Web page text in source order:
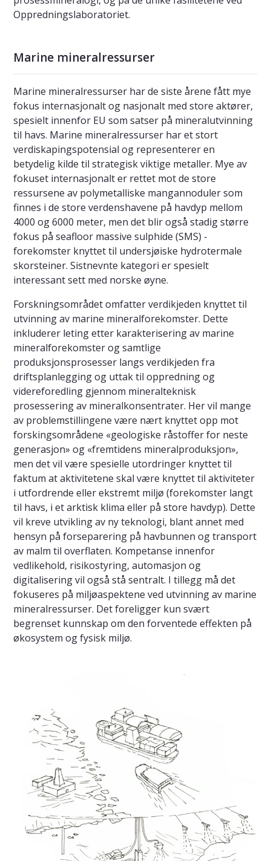
Oppredningslaboratoriet.
Marine mineralressurser
Marine mineralressurser har de siste årene fått mye
fokus internasjonalt og nasjonalt med store aktører,
spesielt innenfor EU som satser på mineralutvinning
til havs. Marine mineralressurser har et stort
verdiskapingspotensial og representerer en
betydelig kilde til strategisk viktige metaller. Mye av
fokuset internasjonalt er rettet mot de store
ressursene av polymetalliske mangannoduler som
finnes i de store verdenshavene på havdyp mellom
4000 og 6000 meter, men det blir også stadig større
fokus på seafloor massive sulphide (SMS) -
forekomster knyttet til undersjøiske hydrotermale
skorsteiner. Sistnevnte kategori er spesielt
interessant sett med norske øyne.
Forskningsområdet omfatter verdikjeden knyttet til
utvinning av marine mineralforekomster. Dette
inkluderer leting etter karakterisering av marine
mineralforekomster og samtlige
produksjonsprosesser langs verdikjeden fra
driftsplanlegging og uttak til oppredning og
videreforedling gjennom mineralteknisk
prosessering av mineralkonsentrater. Her vil mange
av problemstillingene være nært knyttet opp mot
forskingsområdene «geologiske råstoffer for neste
generasjon» og «fremtidens mineralproduksjon»,
men det vil være spesielle utordringer knyttet til
faktum at aktivitetene skal være knyttet til aktiviteter
i utfordrende eller ekstremt miljø (forekomster langt
til havs, i et arktisk klima eller på store havdyp). Dette
vil kreve utvikling av ny teknologi, blant annet med
hensyn på forseparering på havbunnen og transport
av malm til overflaten. Kompetanse innenfor
vedlikehold, risikostyring, automasjon og
digitalisering vil også stå sentralt. I tillegg må det
fokuseres på miljøaspektene ved utvinning av marine
mineralressurser. Det foreligger kun svært
begrenset kunnskap om den forventede effekten på
økosystem og fysisk miljø.